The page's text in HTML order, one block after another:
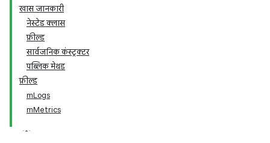
खास जानकारी
नेस्टेड क्लास
फ़ील्ड
सार्वजनिक कंस्ट्रक्टर
पब्लिक मेथड
फ़ील्ड
mLogs
mMetrics